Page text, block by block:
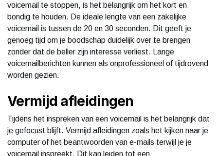
voicemail te stoppen, is het belangrijk om het kort en
bondig te houden. De ideale lengte van een zakelijke
voicemail is tussen de 20 en 30 seconden. Dit geeft je
genoeg tijd om je boodschap duidelijk over te brengen
zonder dat de beller zijn interesse verliest. Lange
voicemailberichten kunnen als onprofessioneel of tijdrovend
worden gezien.
Vermijd afleidingen
Tijdens het inspreken van een voicemail is het belangrijk dat
je gefocust blijft. Vermijd afleidingen zoals het kijken naar je
computer of het beantwoorden van e-mails terwijl je je
voicemail inspreekt. Dit kan leiden tot een